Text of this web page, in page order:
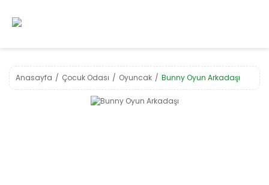
Anasayfa Çocuk Odası Oyuncak Bunny Oyun Arkadaşı